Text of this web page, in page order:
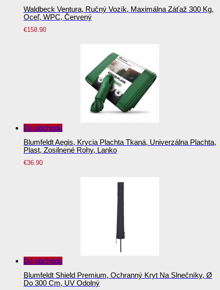
Waldbeck Ventura, Ručný Vozík, Maximálna Záťaž 300 Kg,
Oceľ, WPC, Červený
€158.90
Do obchodu
Blumfeldt Aegis, Krycia Plachta Tkaná, Univerzálna Plachta,
Plast, Zosilnené Rohy, Lanko
€36.90
Do obchodu
Blumfeldt Shield Premium, Ochranný Kryt Na Slnečníky, Ø
Do 300 Cm, UV Odolný